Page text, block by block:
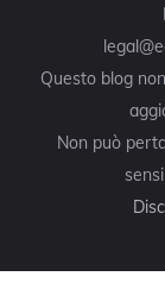
Questo blog
Non può